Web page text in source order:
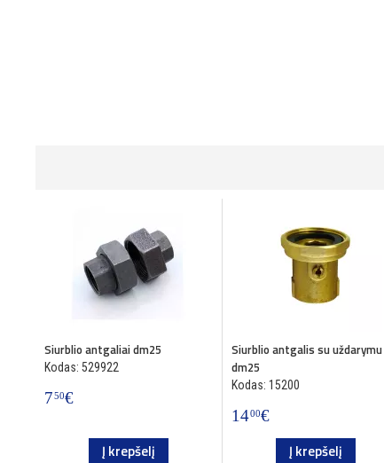
Siurblio antgaliai dm25
Kodas: 529922
750€
Į krepšelį
Siurblio antgalis su uždarymu
dm25
Kodas: 15200
1400€
Į krepšelį